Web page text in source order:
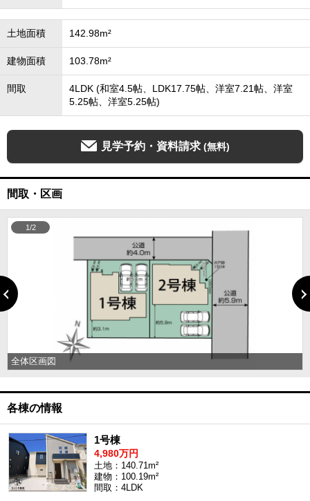
土地面積 142.98m²
建物面積 103.78m²
間取
4LDK (和室4.5帖、LDK17.75帖、洋室7.21帖、洋室
5.25帖、洋室5.25帖)
見学予約・資料請求 (無料)
間取・区画
全体区画図
1/2
各棟の情報
1号棟
4,980万円
土地：140.71m²
建物：100.19m²
間取：4LDK